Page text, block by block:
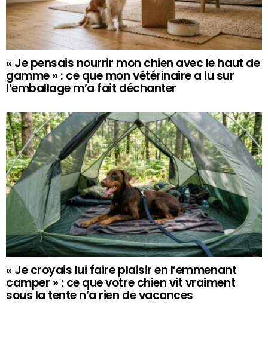
« Je pensais nourrir mon chien avec le haut de
gamme » : ce que mon vétérinaire a lu sur
l’emballage m’a fait déchanter
« Je croyais lui faire plaisir en l’emmenant
camper » : ce que votre chien vit vraiment
sous la tente n’a rien de vacances